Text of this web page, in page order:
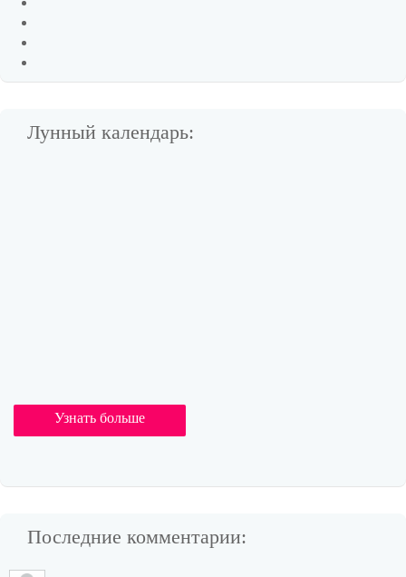
Лунный календарь:
Узнать больше
Последние комментарии: